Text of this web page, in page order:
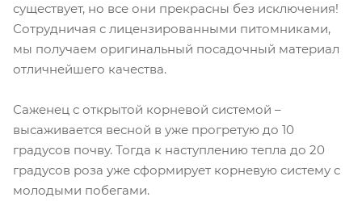
существует, но все они прекрасны без исключения!
Сотрудничая с лицензированными питомниками,
мы получаем оригинальный посадочный материал
отличнейшего качества.
Саженец с открытой корневой системой –
высаживается весной в уже прогретую до 10
градусов почву. Тогда к наступлению тепла до 20
градусов роза уже сформирует корневую систему с
молодыми побегами.